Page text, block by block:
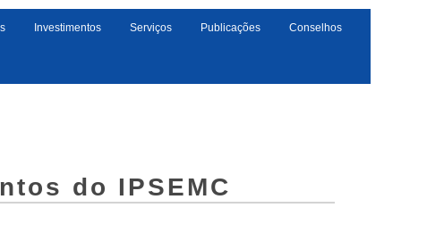
Investimentos Serviços Publicações Conselhos
do IPSEMC